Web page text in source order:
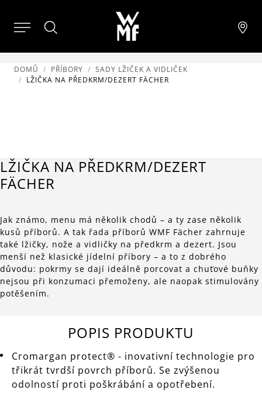
DOMŮ PŘÍBORY
SADY LŽIČEK A VIDLIČEK
LŽIČKA NA PŘEDKRM/DEZERT FÄCHER
LŽIČKA NA PŘEDKRM/DEZERT
FÄCHER
Jak známo, menu má několik chodů – a ty zase několik
kusů příborů. A tak řada příborů WMF Fächer zahrnuje
také lžičky, nože a vidličky na předkrm a dezert. Jsou
menší než klasické jídelní příbory – a to z dobrého
důvodu: pokrmy se dají ideálně porcovat a chuťové buňky
nejsou při konzumaci přemoženy, ale naopak stimulovány
potěšením.
POPIS PRODUKTU
Cromargan protect® - inovativní technologie pro
třikrát tvrdší povrch příborů. Se zvýšenou
odolností proti poškrábání a opotřebení.